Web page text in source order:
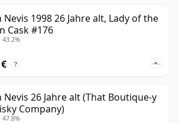
Nevis 1998 26 Jahre alt, Lady of the
Cask #176
43.2%
?
Nevis 26 Jahre alt (That Boutique-y
Company)
47.8%